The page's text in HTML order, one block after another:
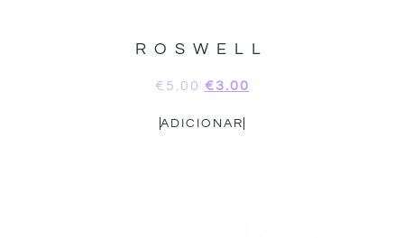
ROSWELL
€ 5.00 €3.00
ADICIONAR